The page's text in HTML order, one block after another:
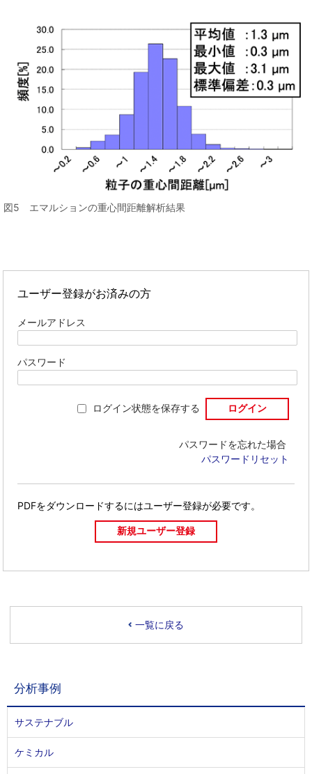
図5 エマルションの重心間距離解析結果
ユーザー登録がお済みの方
メールアドレス
パスワード
ログイン状態を保存する
パスワードを忘れた場合
パスワードリセット
PDFをダウンロードするにはユーザー登録が必要です。
一覧に戻る
分析事例
サステナブル
ケミカル